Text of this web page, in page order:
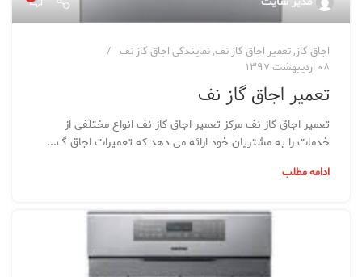
اجاق گاز,تعمیر اجاق گاز نف,نمایندگی اجاق گاز نف
۰۸ اردیبهشت ۱۳۹۷
تعمیر اجاق گاز نف
تعمیر اجاق گاز نف مرکز تعمیر اجاق گاز نف انواع مختلفی از
خدمات را به مشتریان خود ارائه می دهد که تعمیرات اجاق گ...
ادامه مطلب